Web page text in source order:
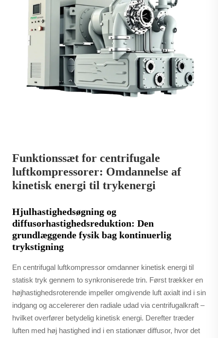
Funktionssæt for centrifugale
luftkompressorer: Omdannelse af
kinetisk energi til trykenergi
Hjulhastighedsøgning og
diffusorhastighedsreduktion: Den
grundlæggende fysik bag kontinuerlig
trykstigning
En centrifugal luftkompressor omdanner kinetisk energi til
statisk tryk gennem to synkroniserede trin. Først trækker en
højhastighedsroterende impeller omgivende luft axialt ind i sin
indgang og accelererer den radiale udad via centrifugalkraft –
hvilket overfører betydelig kinetisk energi. Derefter træder
luften med høj hastighed ind i en stationær diffusor, hvor det